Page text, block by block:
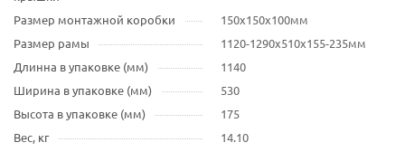
Размер монтажной коробки
150x150x100мм
Размер рамы
1120-1290x510x155-235мм
Длинна в упаковке (мм)
1140
Ширина в упаковке (мм)
530
Высота в упаковке (мм)
175
Вес, кг
14.10